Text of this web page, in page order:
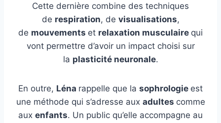
Cette dernière combine des techniques
de respiration, de visualisations,
de mouvements et relaxation musculaire qui
vont permettre d’avoir un impact choisi sur
la plasticité neuronale.
En outre, Léna rappelle que la sophrologie est
une méthode qui s’adresse aux adultes comme
aux enfants. Un public qu’elle accompagne au